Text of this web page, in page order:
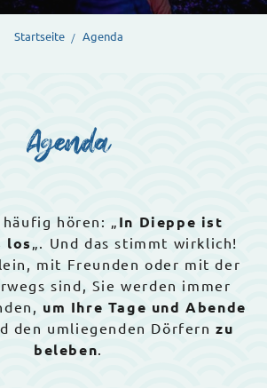
Startseite Agenda
Agenda
hören: „ In Dieppe ist
los „. Und das stimmt wirklich!
mit Freunden oder mit der
sind, Sie werden immer
um Ihre Tage und Abende
den umliegenden Dörfernzu
beleben.